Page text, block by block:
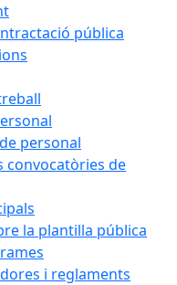
pública
personal
convocatòries de
la plantilla pública
i reglaments